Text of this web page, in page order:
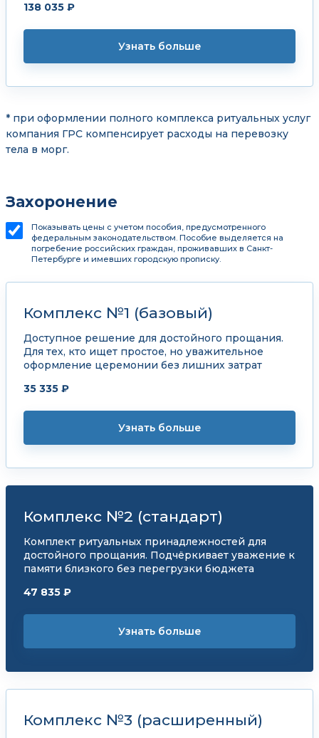
138 035 ₽
Узнать больше
* при оформлении полного комплекса ритуальных услуг
компания ГРС компенсирует расходы на перевозку
тела в морг.
Захоронение
Показывать цены с учетом пособия, предусмотренного
федеральным законодательством. Пособие выделяется на
погребение российских граждан, проживавших в Санкт-
Петербурге и имевших городскую прописку.
Комплекс №1 (базовый)
Доступное решение для достойного прощания.
Для тех, кто ищет простое, но уважительное
оформление церемонии без лишних затрат
35 335 ₽
Узнать больше
Комплекс №2 (стандарт)
Комплект ритуальных принадлежностей для
достойного прощания. Подчёркивает уважение к
памяти близкого без перегрузки бюджета
47 835 ₽
Узнать больше
Комплекс №3 (расширенный)